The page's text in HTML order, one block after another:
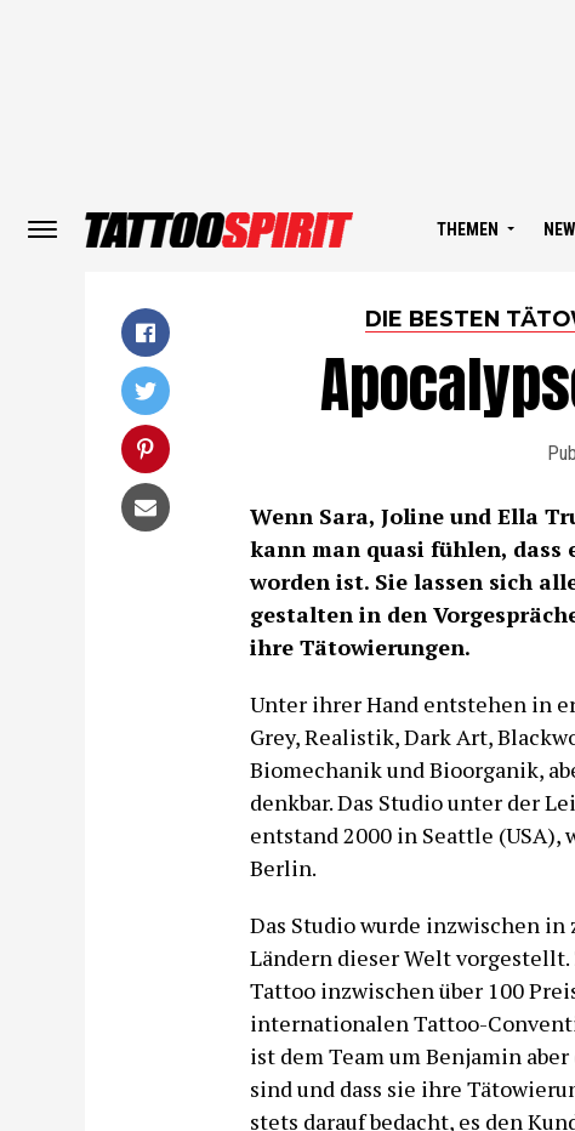
THEMEN
DIE BESTEN
Wenn Sara, Joline und Ella
kann man quasi fühlen, dass
worden ist. Sie lassen sich
gestalten in den
ihre Tätowierungen.
Unter ihrer Hand entstehen in
Grey, Realistik, Dark Art,
Biomechanik und Bioorganik,
denkbar. Das Studio unter der
entstand 2000 in Seattle
Berlin.
Das Studio wurde inzwischen
Ländern dieser Welt
Tattoo inzwischen über 100
internationalen Tattoo-
ist dem Team um Benjamin
sind und dass sie ihre
stets darauf bedacht, es den